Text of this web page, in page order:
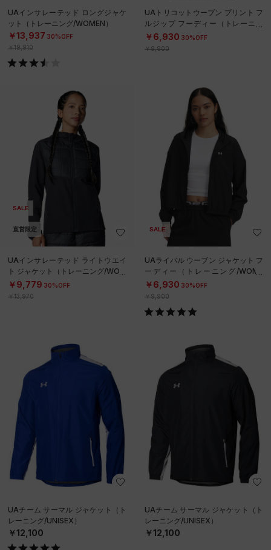
UAインサレーテッド ロングジャケ
ット（トレーニング/WOMEN）
￥13,937 30%OFF
￥19,910
UAトリコットウーブン プリント フ
ルジップ フーディー（トレーニン
グ/WOMEN）
￥6,930 30%OFF
￥9,900
SALE
直営限定
UAインサレーテッド ライトウエイ
ト ジャケット（トレーニング/WOM
EN）
￥9,779 30%OFF
￥13,970
SALE
UAライバル ウーブン ジャケット フ
ーディー（トレーニング/WOME
N）
￥6,930 30%OFF
￥9,900
UAチーム サーマル ジャケット（ト
レーニング/UNISEX）
￥12,100
UAチーム サーマル ジャケット（ト
レーニング/UNISEX）
￥12,100